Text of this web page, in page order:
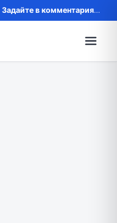
Задайте в комментариях — ответим!